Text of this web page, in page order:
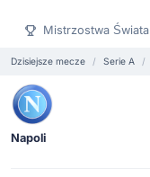
Mistrzostwa Świata
Dzisiejsze mecze Serie A
Napoli